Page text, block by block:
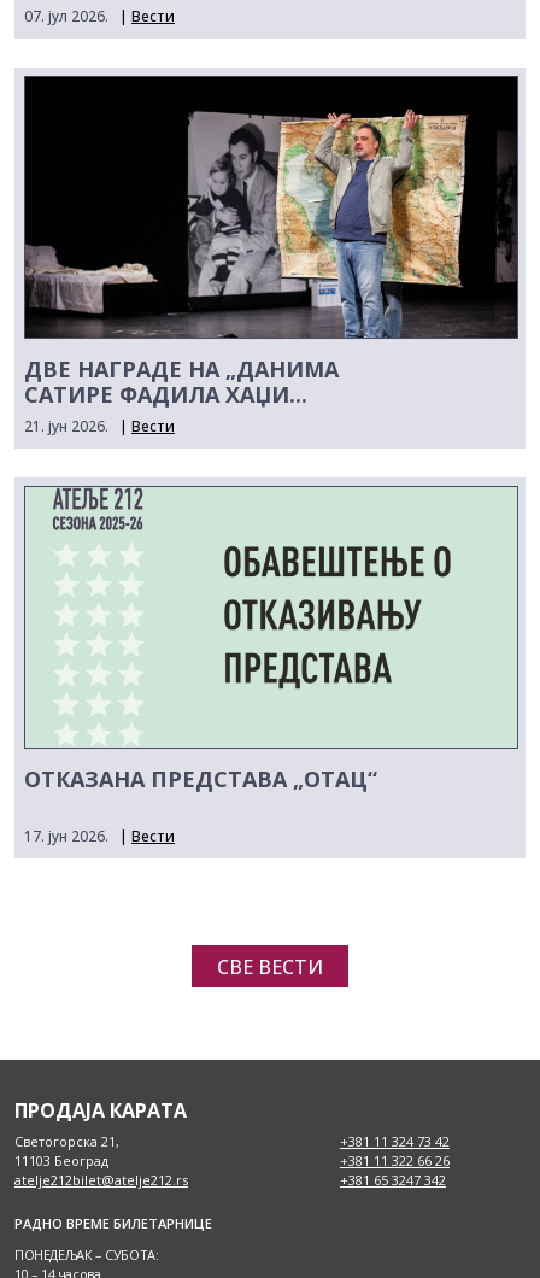
07. јул 2026. | Вести
ДВЕ НАГРАДЕ НА „ДАНИМА
САТИРЕ ФАДИЛА ХАЏИ...
21. јун 2026. | Вести
ОТКАЗАНА ПРЕДСТАВА „ОТАЦ“
17. јун 2026. | Вести
СВЕ ВЕСТИ
ПРОДАЈА КАРАТА
Светогорска 21,
11103 Београд
atelje212bilet@atelje212.rs
+381 11 324 73 42
+381 11 322 66 26
+381 65 3247 342
РАДНО ВРЕМЕ БИЛЕТАРНИЦЕ
ПОНЕДЕЉАК – СУБОТА:
10 – 14 часова